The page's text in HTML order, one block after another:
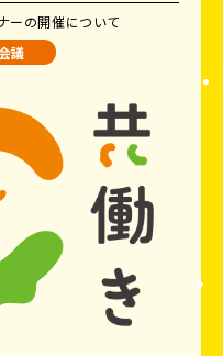
ーの開催について
議